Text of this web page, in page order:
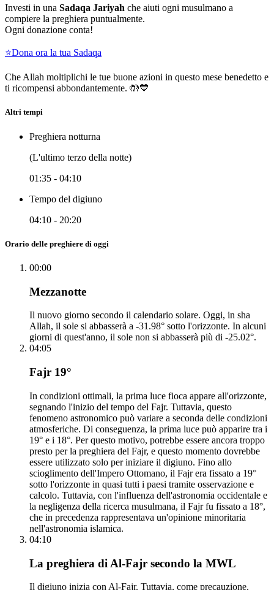
Investi in una Sadaqa Jariyah che aiuti ogni musulmano a
compiere la preghiera puntualmente.
Ogni donazione conta!
⭐Dona ora la tua Sadaqa
Che Allah moltiplichi le tue buone azioni in questo mese benedetto e
ti ricompensi abbondantemente. 🤲💙
Altri tempi
Preghiera notturna
(L'ultimo terzo della notte)
01:35 - 04:10
Tempo del digiuno
04:10 - 20:20
Orario delle preghiere di oggi
00:00
Mezzanotte
Il nuovo giorno secondo il calendario solare. Oggi, in sha
Allah, il sole si abbasserà a -31.98° sotto l'orizzonte. In alcuni
giorni di quest'anno, il sole non si abbasserà più di -25.02°.
04:05
Fajr 19°
In condizioni ottimali, la prima luce fioca appare all'orizzonte,
segnando l'inizio del tempo del Fajr. Tuttavia, questo
fenomeno astronomico può variare a seconda delle condizioni
atmosferiche. Di conseguenza, la prima luce può apparire tra i
19° e i 18°. Per questo motivo, potrebbe essere ancora troppo
presto per la preghiera del Fajr, e questo momento dovrebbe
essere utilizzato solo per iniziare il digiuno. Fino allo
scioglimento dell'Impero Ottomano, il Fajr era fissato a 19°
sotto l'orizzonte in quasi tutti i paesi tramite osservazione e
calcolo. Tuttavia, con l'influenza dell'astronomia occidentale e
la negligenza della ricerca musulmana, il Fajr fu fissato a 18°,
che in precedenza rappresentava un'opinione minoritaria
nell'astronomia islamica.
04:10
La preghiera di Al-Fajr secondo la MWL
Il digiuno inizia con Al-Fajr. Tuttavia, come precauzione,